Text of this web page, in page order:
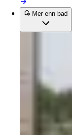
Mer enn bad